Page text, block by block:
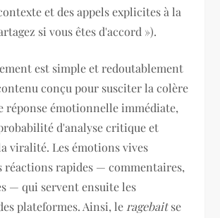
et des appels explicites à la
si vous êtes d'accord »).
est simple et redoutablement
conçu pour susciter la colère
réponse émotionnelle immédiate,
d'analyse critique et
viralité. Les émotions vives
réactions rapides — commentaires,
— qui servent ensuite les
plateformes. Ainsi, le ragebaitse